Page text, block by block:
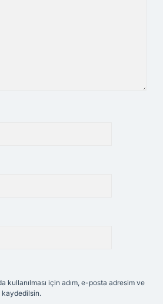
kullanılması için adım, e-posta adresim ve
kaydedilsin.